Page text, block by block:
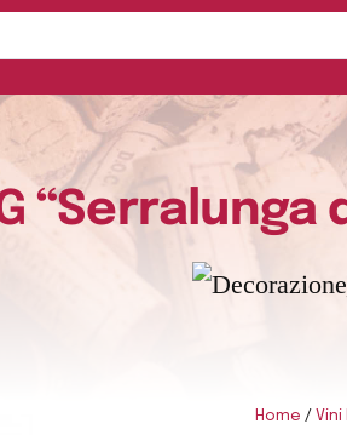
“Serralunga
Home / Vini